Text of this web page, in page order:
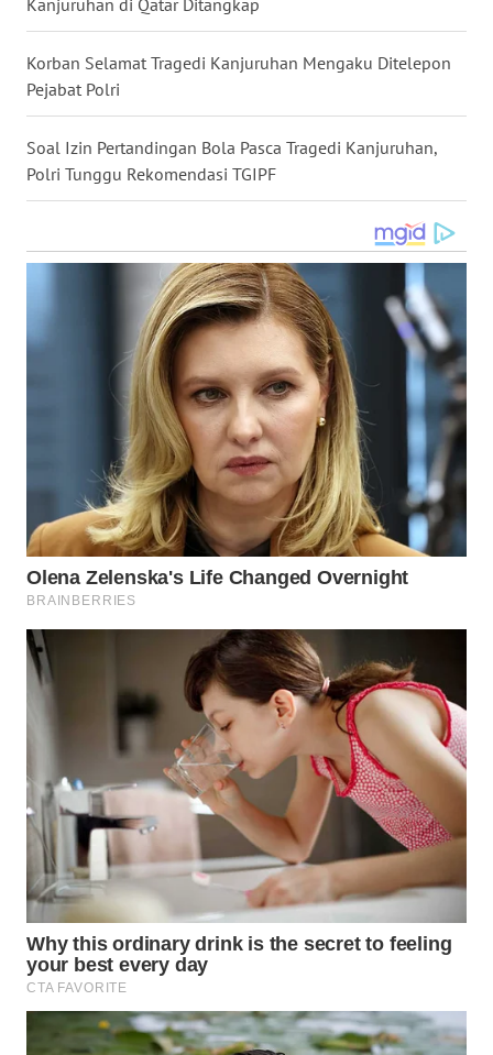
Kanjuruhan di Qatar Ditangkap
Korban Selamat Tragedi Kanjuruhan Mengaku Ditelepon
Pejabat Polri
Soal Izin Pertandingan Bola Pasca Tragedi Kanjuruhan,
Polri Tunggu Rekomendasi TGIPF
WN
WN
KALTARA
WN
SULSEL
WN
GORONTALO
WN
SULUT
MALUKU